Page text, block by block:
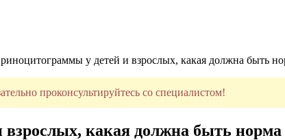
у детей и взрослых, какая должна быть
проконсультируйтесь со специалистом!
какая должна быть норма